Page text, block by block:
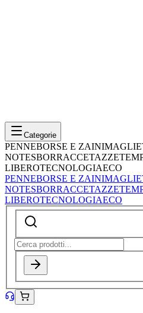
Categorie
PENNEBORSE E ZAINI
NOTESBORRACCETAZZE
LIBEROTECNOLOGIAECO
PENNEBORSE E ZAINI
NOTESBORRACCETAZZE
LIBEROTECNOLOGIAECO